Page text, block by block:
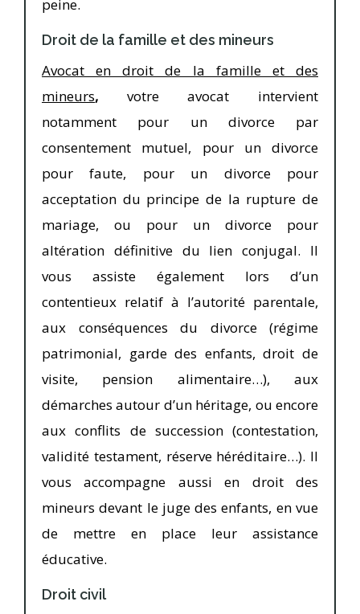
peine.
Droit de la famille et des mineurs
Avocat en droit de la famille et des
mineurs, votre avocat intervient
notamment pour un divorce par
consentement mutuel, pour un divorce
pour faute, pour un divorce pour
acceptation du principe de la rupture de
mariage, ou pour un divorce pour
altération définitive du lien conjugal. Il
vous assiste également lors d’un
contentieux relatif à l’autorité parentale,
aux conséquences du divorce (régime
patrimonial, garde des enfants, droit de
visite, pension alimentaire…), aux
démarches autour d’un héritage, ou encore
aux conflits de succession (contestation,
validité testament, réserve héréditaire…). Il
vous accompagne aussi en droit des
mineurs devant le juge des enfants, en vue
de mettre en place leur assistance
éducative.
Droit civil